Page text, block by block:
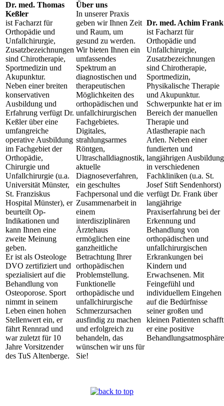
Dr. med. Thomas
Keßler
ist Facharzt für
Orthopädie und
Unfallchirurgie,
Zusatzbezeichnungen
sind Chirotherapie,
Sportmedizin und
Akupunktur.
Neben einer breiten
konservativen
Ausbildung und
Erfahrung verfügt Dr.
Keßler über eine
umfangreiche
operative Ausbildung
im Fachgebiet der
Orthopädie,
Chirurgie und
Unfallchirurgie (u.a.
Universität Münster,
St. Franziskus
Hospital Münster), er
beurteilt Op-
Indikationen und
kann Ihnen eine
zweite Meinung
geben.
Er ist als Osteologe
DVO zertifiziert und
spezialisiert auf die
Behandlung von
Osteoporose. Sport
nimmt in seinem
Leben einen hohen
Stellenwert ein, er
fährt Rennrad und
war zuletzt für 10
Jahre Vorsitzender
des TuS Altenberge.
Über uns
In unserer Praxis
geben wir Ihnen Zeit
und Raum, um
gesund zu werden.
Wir bieten Ihnen ein
umfassendes
Spektrum an
diagnostischen und
therapeutischen
Möglichkeiten des
orthopädischen und
unfallchirurgischen
Fachgebietes.
Digitales,
strahlungsarmes
Röntgen,
Ultraschalldiagnostik,
aktuelle
Diagnoseverfahren,
ein geschultes
Fachpersonal und die
Zusammenarbeit in
einem
interdisziplinären
Ärztehaus
ermöglichen eine
ganzheitliche
Betrachtung Ihrer
orthopädischen
Problemstellung.
Funktionelle
orthopädische und
unfallchirurgische
Schmerzursachen
ausfindig zu machen
und erfolgreich zu
behandeln, das
wünschen wir uns für
Sie!
Dr. med. Achim Frank
ist Facharzt für
Orthopädie und
Unfallchirurgie,
Zusatzbezeichnungen
sind Chirotherapie,
Sportmedizin,
Physikalische Therapie
und Akupunktur.
Schwerpunkte hat er im
Bereich der manuellen
Therapie und
Atlastherapie nach
Arlen. Neben einer
fundierten und
langjährigen Ausbildung
in verschiedenen
Fachkliniken (u.a. St.
Josef Stift Sendenhorst)
verfügt Dr. Frank über
langjährige
Praxiserfahrung bei der
Erkennung und
Behandlung von
orthopädischen und
unfallchirurgischen
Erkrankungen bei
Kindern und
Erwachsenen. Mit
Feingefühl und
individuellem Eingehen
auf die Bedürfnisse
seiner großen und
kleinen Patienten schafft
er eine positive